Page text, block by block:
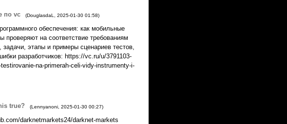
по vc
(DouglasdaL 2025-01-30 01:58)
обеспечения: как мобильные
проверяют на соответствие требованиям
этапы и примеры сценариев тестов,
разработчиков: https://vc.ru/u/3791103-
na-primerah-celi-vidy-instrumenty-i-
true?
(Lennyanoni 2025-01-30 00:27)
darknetmarkets24/darknet-markets